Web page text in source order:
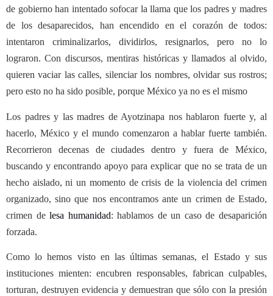
de gobierno han intentado sofocar la llama que los padres y madres
de los desaparecidos, han encendido en el corazón de todos:
intentaron criminalizarlos, dividirlos, resignarlos, pero no lo
lograron.Con discursos, mentiras históricas y llamados al olvido,
quieren vaciar las calles, silenciar los nombres, olvidar sus rostros;
pero esto no ha sido posible, porque México ya no es el mismo
Los padres y las madres de Ayotzinapa nos hablaron fuerte y, al
hacerlo, México y el mundo comenzaron a hablar fuerte también.
Recorrieron decenas de ciudades dentro y fuera de México,
buscando y encontrando apoyo para explicar que no se trata de un
hecho aislado, ni un momento de crisis de la violencia del crimen
organizado, sino que nos encontramos ante un crimen de Estado,
crimen delesa humanidad: hablamos de un caso de desaparición
forzada.
Como lo hemos visto en las últimas semanas, el Estado y sus
instituciones mienten: encubren responsables, fabrican culpables,
torturan, destruyen evidencia y demuestran que sólo con la presión